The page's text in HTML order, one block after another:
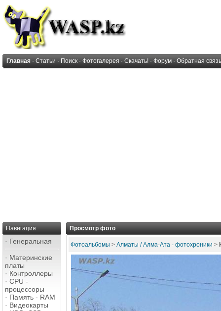
Главная · Статьи · Поиск · Фотогалерея · Скачать! · Форум · Обратная связь
Навигация
· Генеральная
· Материнские
платы
· Контроллеры
· CPU -
процессоры
· Память - RAM
· Видеокарты
Просмотр фото
Фотоальбомы > Алматы / Алма-Ата - фотохроники >